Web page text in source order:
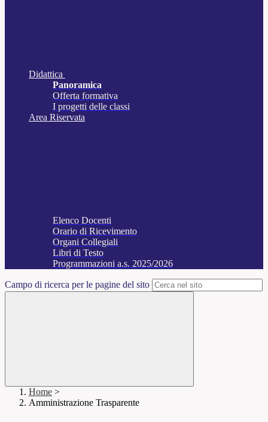
Didattica
Panoramica
Offerta formativa
I progetti delle classi
Area Riservata
Elenco Docenti
Orario di Ricevimento
Organi Collegiali
Libri di Testo
Programmazioni a.s. 2025/2026
Campo di ricerca per le pagine del sito
Home >
Amministrazione Trasparente